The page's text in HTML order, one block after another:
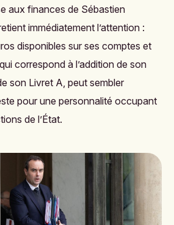
aux finances de Sébastien
immédiatement l’attention :
disponibles sur ses comptes et
correspond à l’addition de son
son Livret A, peut sembler
pour une personnalité occupant
de l’État.